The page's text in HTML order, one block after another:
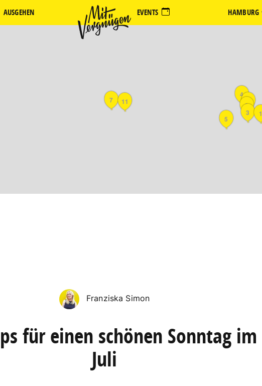
HAMBURG
AUSGEHEN EVENTS
7
5
11
3
1
98
4
Franziska Simon
für einen schönen Sonntag im
Juli